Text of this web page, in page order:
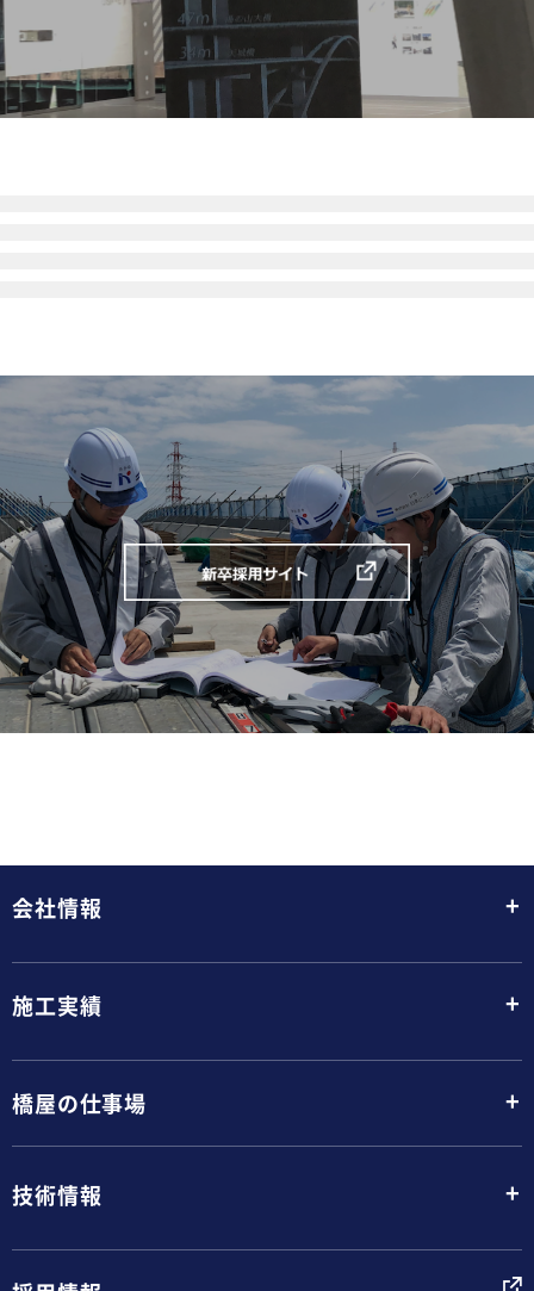
会社情報 +
施工実績 +
橋屋の仕事場 +
技術情報 +